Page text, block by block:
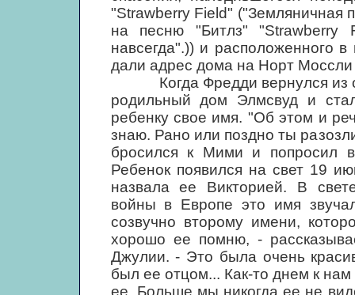
"Strawberry Field" ("Земляничная
на песню "Битлз" "Strawberry
навсегда".)) и расположенного
дали адрес дома на Норт
Когда Фредди вернулся из
родильный дом Элмсвуд и
ребенку свое имя. "Об этом и
знаю. Рано или поздно ты
бросился к Мими и попросил
Ребенок появился на свет 19
назвала ее Викторией. В
войны в Европе это имя
созвучно второму имени,
хорошо ее помню, -
Джулии. - Это была очень
был ее отцом... Как-то днем к
ее. Больше мы никогда ее не